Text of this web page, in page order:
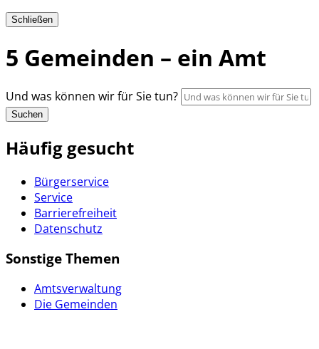
Schließen
5 Gemeinden – ein Amt
Und was können wir für Sie tun?
Suchen
Häufig gesucht
Bürgerservice
Service
Barrierefreiheit
Datenschutz
Sonstige Themen
Amtsverwaltung
Die Gemeinden